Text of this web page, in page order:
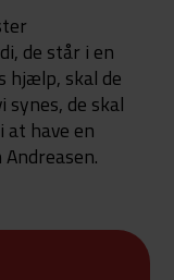
de står i en
hjælp, skal de
synes, de skal
at have en